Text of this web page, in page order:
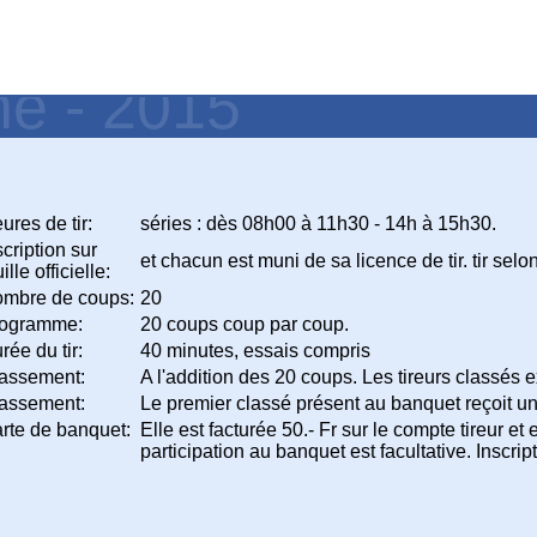
- 2015
de tir:
séries : dès 08h00 à 11h30 - 14h à 15h30.
sur
officielle:
et chacun est muni de sa licence de tir. tir
de coups: 20
20 coups coup par coup.
du tir:
40 minutes, essais compris
A l'addition des 20 coups. Les tireurs classés
Le premier classé présent au banquet reçoit
de banquet:
Elle est facturée 50.- Fr sur le compte tireur
participation au banquet est facultative.